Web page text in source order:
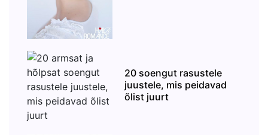
20 soengut rasustele
juustele, mis peidavad
õlist juurt